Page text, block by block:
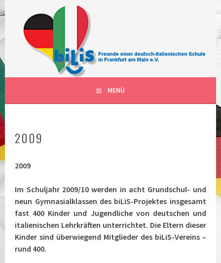
zum
BILIS FRANKFURT AM MAIN
DEUTSCH-ITALIENISCHE
KLASSEN
FÖRDERVEREIN DER DEUTSCH-ITALIENISCHEN
SCHULKLASSEN IN FRANKFURT AM MAIN DEUTSCHLAND
MENÜ
2009
2009
Im Schuljahr 2009/10 werden in acht Grundschul- und
neun Gymnasialklassen des biLiS-Projektes insgesamt
fast 400 Kinder und Jugendliche von deutschen und
italienischen Lehrkräften unterrichtet. Die Eltern dieser
Kinder sind überwiegend Mitglieder des biLiS-Vereins –
rund 400.